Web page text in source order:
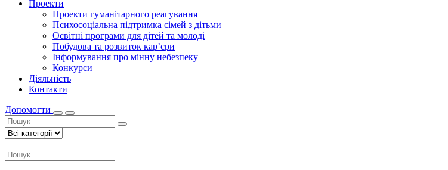
Проекти
Проекти гуманітарного реагування
Психосоціальна підтримка сімей з дітьми
Освітні програми для дітей та молоді
Побудова та розвиток кар’єри
Інформування про мінну небезпеку
Конкурси
Діяльність
Контакти
Допомогти